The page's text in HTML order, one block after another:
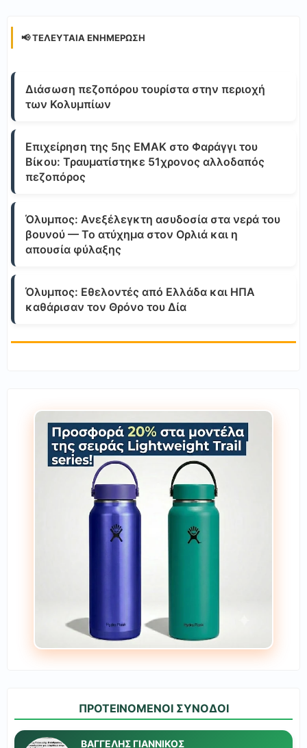
📢 ΤΕΛΕΥΤΑΊΑ ΕΝΗΜΈΡΩΣΗ
Διάσωση πεζοπόρου τουρίστα στην περιοχή
των Κολυμπίων
Επιχείρηση της 5ης ΕΜΑΚ στο Φαράγγι του
Βίκου: Τραυματίστηκε 51χρονος αλλοδαπός
πεζοπόρος
Όλυμπος: Ανεξέλεγκτη ασυδοσία στα νερά του
βουνού — Το ατύχημα στον Ορλιά και η
απουσία φύλαξης
Όλυμπος: Εθελοντές από Ελλάδα και ΗΠΑ
καθάρισαν τον Θρόνο του Δία
ΠΡΟΤΕΙΝΟΜΕΝΟΙ ΣΥΝΟΔΟΙ
ΒΑΓΓΕΛΗΣ ΓΙΑΝΝΙΚΟΣ